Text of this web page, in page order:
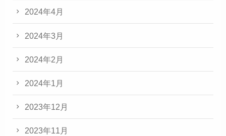
2024年4月
2024年3月
2024年2月
2024年1月
2023年12月
2023年11月